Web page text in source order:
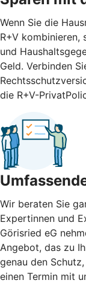
Wenn Sie die
R+V kombinieren,
und
Geld. Verbinden
die R+V-
Wir beraten Sie
Expertinnen und
Görisried eG
Angebot, das zu
genau den
einen Termin mit